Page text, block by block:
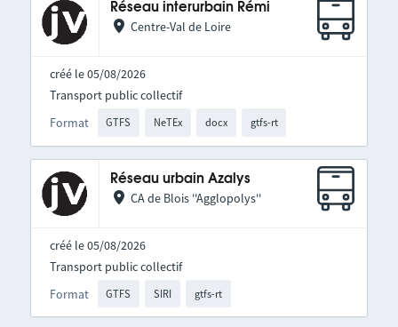
Réseau interurbain Rémi
Centre-Val de Loire
créé le 05/08/2026
Format GTFS NeTEx docx gtfs-rt
Transport public collectif
Réseau urbain Azalys
CA de Blois ''Agglopolys''
créé le 05/08/2026
Format GTFS SIRI gtfs-rt
Transport public collectif